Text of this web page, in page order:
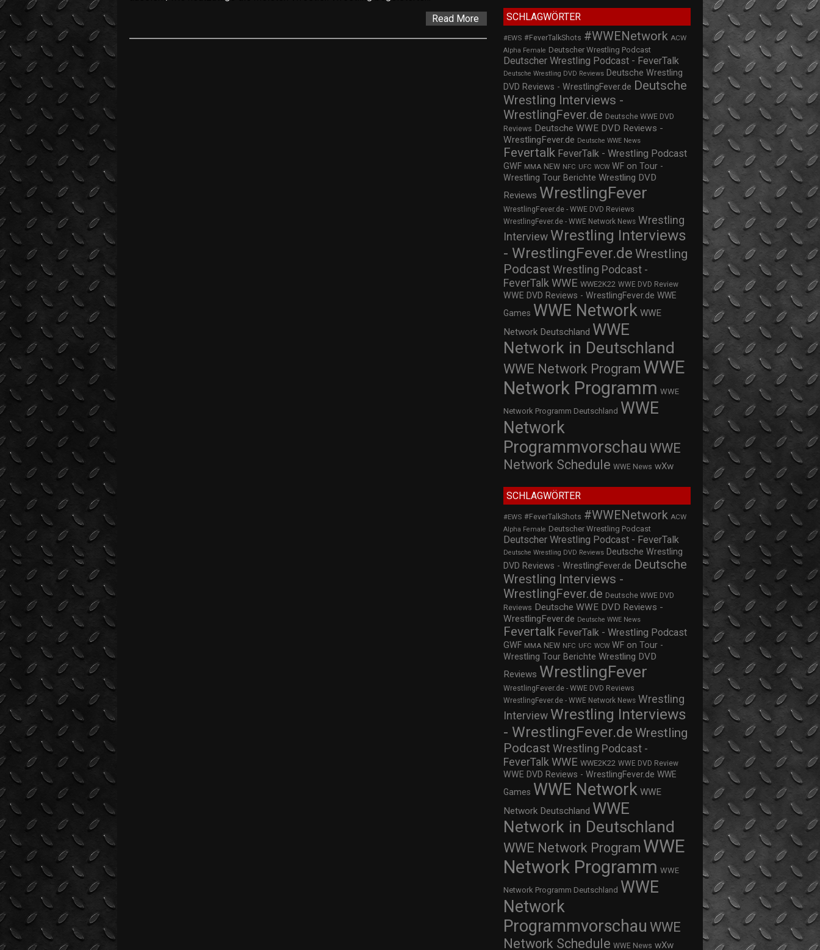
Read More
SCHLAGWÖRTER
#EWS #FeverTalkShots #WWENetwork ACW
Alpha Female Deutscher Wrestling Podcast
Deutscher Wrestling Podcast - FeverTalk
Deutsche Wrestling DVD Reviews Deutsche Wrestling
DVD Reviews - WrestlingFever.de Deutsche
Wrestling Interviews -
WrestlingFever.de Deutsche WWE DVD
Reviews Deutsche WWE DVD Reviews -
WrestlingFever.de Deutsche WWE News
Fevertalk FeverTalk - Wrestling Podcast
GWF MMA NEW NFC UFC WCW WF on Tour -
Wrestling Tour Berichte Wrestling DVD
Reviews WrestlingFever
WrestlingFever.de - WWE DVD Reviews
WrestlingFever.de - WWE Network News Wrestling
Interview Wrestling Interviews
- WrestlingFever.de Wrestling
Podcast Wrestling Podcast -
FeverTalk WWE WWE2K22 WWE DVD Review
WWE DVD Reviews - WrestlingFever.de WWE
Games WWE Network WWE
Network Deutschland WWE
Network in Deutschland
WWE Network Program WWE
Network Programm WWE
Network Programm Deutschland WWE
Network
Programmvorschau WWE
Network Schedule WWE News wXw
SCHLAGWÖRTER
#EWS #FeverTalkShots #WWENetwork ACW
Alpha Female Deutscher Wrestling Podcast
Deutscher Wrestling Podcast - FeverTalk
Deutsche Wrestling DVD Reviews Deutsche Wrestling
DVD Reviews - WrestlingFever.de Deutsche
Wrestling Interviews -
WrestlingFever.de Deutsche WWE DVD
Reviews Deutsche WWE DVD Reviews -
WrestlingFever.de Deutsche WWE News
Fevertalk FeverTalk - Wrestling Podcast
GWF MMA NEW NFC UFC WCW WF on Tour -
Wrestling Tour Berichte Wrestling DVD
Reviews WrestlingFever
WrestlingFever.de - WWE DVD Reviews
WrestlingFever.de - WWE Network News Wrestling
Interview Wrestling Interviews
- WrestlingFever.de Wrestling
Podcast Wrestling Podcast -
FeverTalk WWE WWE2K22 WWE DVD Review
WWE DVD Reviews - WrestlingFever.de WWE
Games WWE Network WWE
Network Deutschland WWE
Network in Deutschland
WWE Network Program WWE
Network Programm WWE
Network Programm Deutschland WWE
Network
Programmvorschau WWE
Network Schedule WWE News wXw